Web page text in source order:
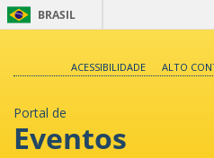
BRASIL
ACESSIBILIDADE
ALTO
Portal de
Eventos